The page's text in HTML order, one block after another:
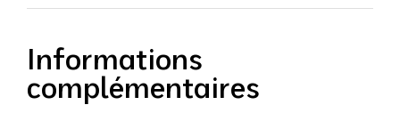
Informations
complémentaires